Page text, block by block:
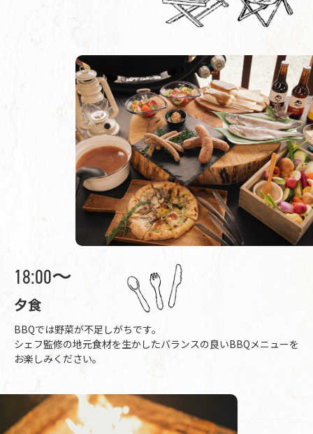
18:00〜
夕食
BBQでは野菜が不足しがちです。
シェフ監修の地元食材を生かしたバランスの良いBBQメニューを
お楽しみください。